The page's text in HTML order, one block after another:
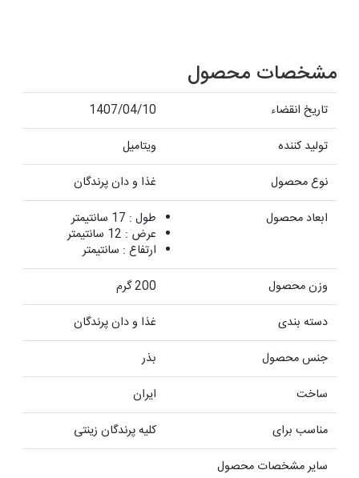
مشخصات محصول
تاریخ انقضاء
1407/04/10
تولید کننده
ویتامیل
نوع محصول
غذا و دان پرندگان
ابعاد محصول
طول : 17 سانتیمتر
عرض : 12 سانتیمتر
ارتفاع : سانتیمتر
وزن محصول
200 گرم
دسته بندی
غذا و دان پرندگان
جنس محصول
بذر
ساخت
ایران
مناسب برای
کلیه پرندگان زینتی
سایر مشخصات محصول